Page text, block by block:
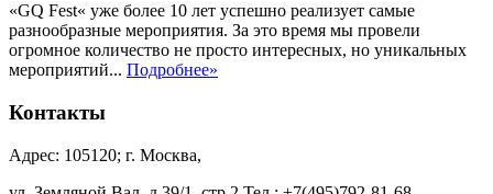
«GQ Fest« уже более 10 лет успешно реализует самые
разнообразные мероприятия. За это время мы провели
огромное количество не просто интересных, но уникальных
мероприятий... Подробнее»
Контакты
Адрес: 105120; г. Москва,